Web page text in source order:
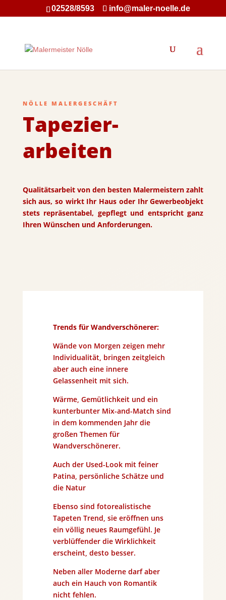
02528/8593 info@maler-noelle.de
NÖLLE MALERGESCHÄFT
Tapezier-
arbeiten
Qualitätsarbeit von den besten Malermeistern zahlt
sich aus, so wirkt Ihr Haus oder Ihr Gewerbeobjekt
stets repräsentabel, gepflegt und entspricht ganz
Ihren Wünschen und Anforderungen.
Trends für Wandverschönerer:
Wände von Morgen zeigen mehr
Individualität, bringen zeitgleich
aber auch eine innere
Gelassenheit mit sich.
Wärme, Gemütlichkeit und ein
kunterbunter Mix-and-Match sind
in dem kommenden Jahr die
großen Themen für
Wandverschönerer.
Auch der Used-Look mit feiner
Patina, persönliche Schätze und
die Natur
Ebenso sind fotorealistische
Tapeten Trend, sie eröffnen uns
ein völlig neues Raumgefühl. Je
verblüffender die Wirklichkeit
erscheint, desto besser.
Neben aller Moderne darf aber
auch ein Hauch von Romantik
nicht fehlen.